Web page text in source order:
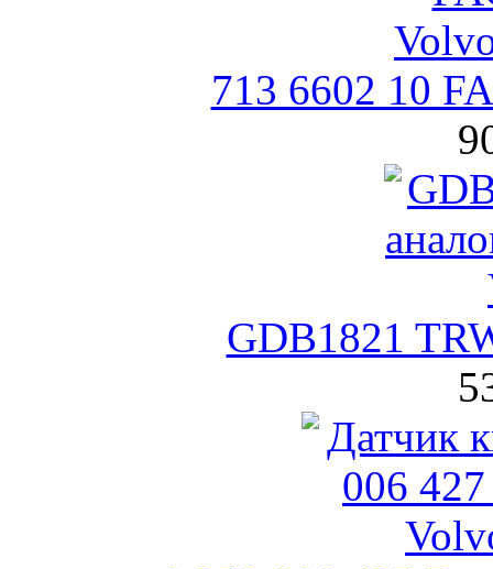
713 6602 10
GDB1821